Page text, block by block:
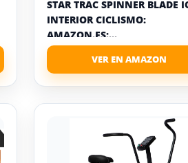
STAR TRAC SPINNER BLADE
INTERIOR CICLISMO:
AMAZON.ES:...